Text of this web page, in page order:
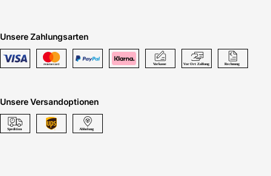
Unsere Zahlungsarten
Unsere Versandoptionen